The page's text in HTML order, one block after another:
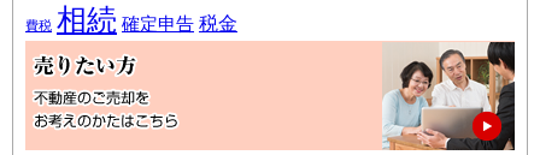
費税 相続 確定申告 税金